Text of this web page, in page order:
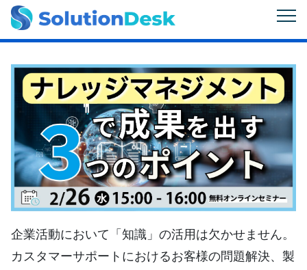
企業活動において「知識」の活用は欠かせません。
カスタマーサポートにおけるお客様の問題解決、製